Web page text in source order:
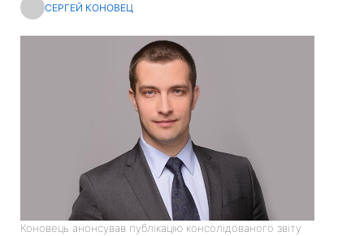
СЕРГЕЙ КОНОВЕЦ
Коновець анонсував публікацію консолідованого звіту